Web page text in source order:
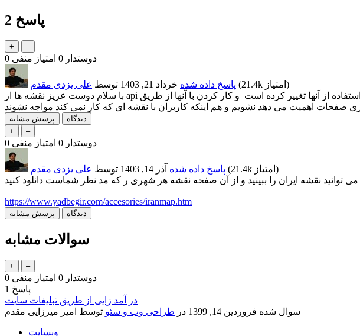
2 پاسخ
0 دوستدار 0 امتیاز منفی
پاسخ داده شده خرداد 21, 1403 توسط علی یزدی مقدم ( 21.4k
امتیاز)
با سلام دوست عزیز نقشه ها از api گوگل استفاده می کردند که جدیدا شرایط استفاده از آنها تغییر کرده است و کار کردن با آنها از طریق IP ایران برای ما با دشواری های بسیاری همراه بود فعلا تصمیم گرفتیم
0 دوستدار 0 امتیاز منفی
پاسخ داده شده آذر 14, 1403 توسط علی یزدی مقدم ( 21.4k
امتیاز)
https://www.yadbegir.com/accesories/iranmap.htm
سوالات مشابه
0 دوستدار 0 امتیاز منفی
1 پاسخ
در آمد زایی از طریق تبلیغات سایت
سوال شده فروردین 14, 1399 در طراحی وب و سئو توسط امیر میرزایی مقدم
وبسایت